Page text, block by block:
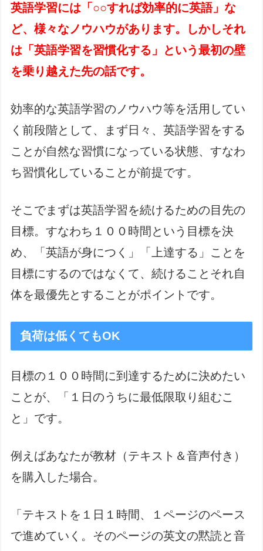
英語学習には「○○すれば効率的に英語」な
ど、様々なノウハウがあります。しかしそれ
は「英語学習を習慣化する」という最初の壁
を乗り越えた先の話です。
効率的な英語学習のノウハウ等を活用してい
く前段階として、まず日々、英語学習をする
ことが自然な習慣になっている状態、すなわ
ち習慣化していることが前提です。
そこでまずは英語学習を続けるための目先の
目標。すなわち１００時間という目標を決
め、「英語が身につく」「上達する」ことを
目標にするのではなくて、続けることそれ自
体を最優先とすることがポイントです。
負荷は低くてもOK
目標の１００時間に到達するために決めたい
ことが、「１日のうちに最低限取り組むこ
と」です。
例えばあなたが教材（テキスト＆音声付き）
を購入した場合。
「テキストを１日１時間、１ページのペース
で進めていく。そのページの英文の黙読と音